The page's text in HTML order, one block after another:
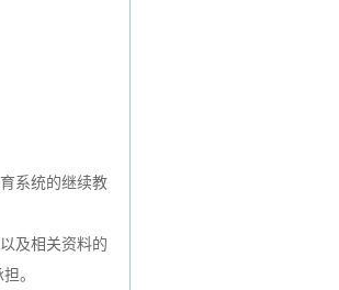
系统的继续教
及相关资料的
。